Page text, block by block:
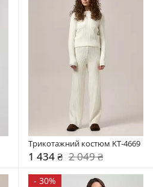
Трикотажний костюм KT-4669
1 434 ₴ 2 049 ₴
- 30%